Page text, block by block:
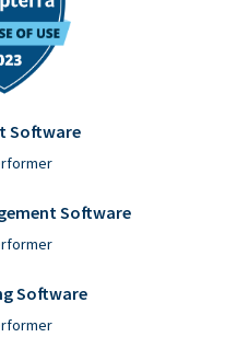
Software
Software
Software